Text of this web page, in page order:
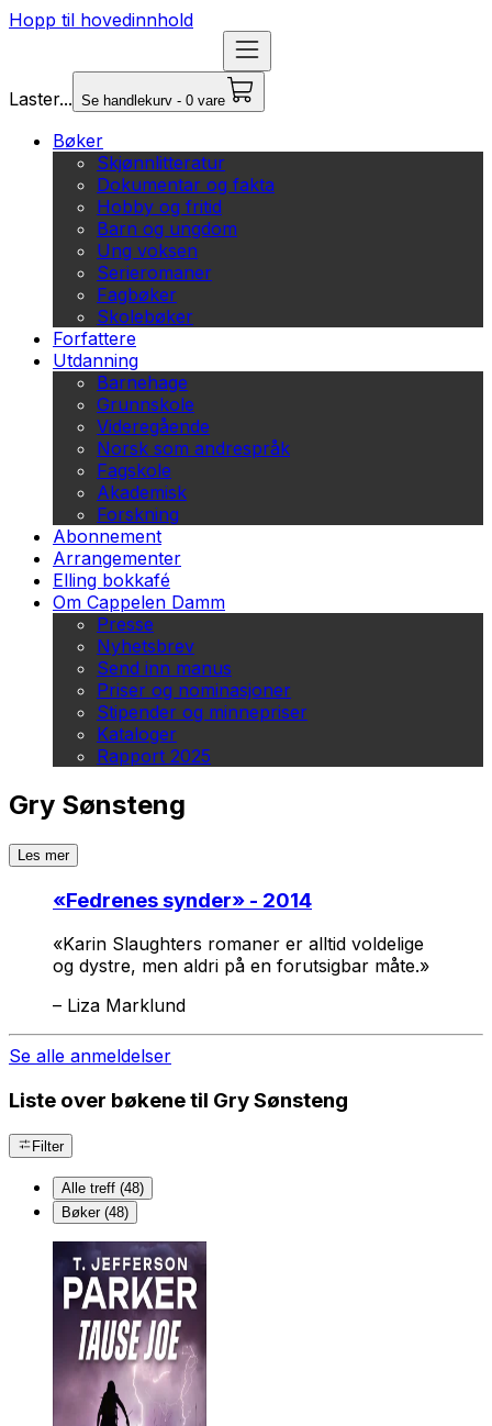
Hopp til hovedinnhold
Laster... Se handlekurv - 0 vare
Bøker
Skjønnlitteratur
Dokumentar og fakta
Hobby og fritid
Barn og ungdom
Ung voksen
Serieromaner
Fagbøker
Skolebøker
Forfattere
Utdanning
Barnehage
Grunnskole
Videregående
Norsk som andrespråk
Fagskole
Akademisk
Forskning
Abonnement
Arrangementer
Elling bokkafé
Om Cappelen Damm
Presse
Nyhetsbrev
Send inn manus
Priser og nominasjoner
Stipender og minnepriser
Kataloger
Rapport 2025
Gry Sønsteng
Les mer
«Fedrenes synder» - 2014
«Karin Slaughters romaner er alltid voldelige
og dystre, men aldri på en forutsigbar måte.»
– Liza Marklund
Se alle anmeldelser
Liste over bøkene til Gry Sønsteng
Filter
Alle treff (48)
Bøker (48)